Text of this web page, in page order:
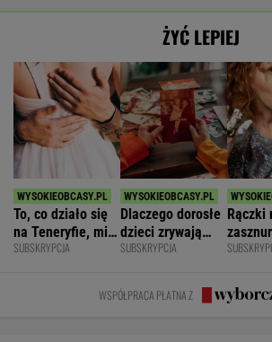
ŻYĆ LEPIEJ
To, co działo się
na Teneryfie, mi
się należało. Nie
SUBSKRYPCJA
Dlaczego dorosłe
dzieci zrywają
kontakt z
SUBSKRYPCJA
Rączki
usta.
dużej
WSPÓŁPRACA PŁATNA Z